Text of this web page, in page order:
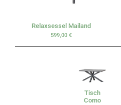
Relaxsessel Mailand
599,00 €
Tisch
Como